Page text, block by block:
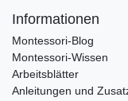
Informationen
Montessori-Blog
Montessori-Wissen
Arbeitsblätter
Anleitungen und